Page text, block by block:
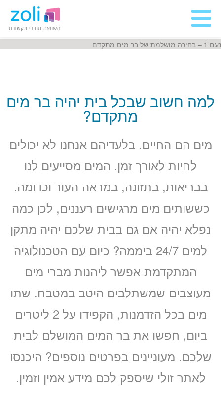
נעם 1 – בחירה מושלמת של בר מים מתקדם
למה חשוב שבכל בית יהיה בר מים
מתקדם?
מים הם החיים. בלעדיהם אנחנו לא יכולים
לחיות לאורך זמן. המים מסייעים לנו
בבריאות, בתזונה, במראה העור וכדומה.
כששותים מים מרגישים רעננים, לכן כמה
נפלא יהיה אם גם בבית שלכם יהיה מתקן
למים 24/7 ביממה? כיום עם הטכנולוגיה
המתקדמת אפשר ליהנות מברי מים
מעוצבים שמשתלבים היטב במטבח. שתו
מים בכל הזדמנות, הקפידו על 2 ליטרים
ביום, חפשו את בר המים המושלם לבית
שלכם. מעוניינים בפרטים נוספים? היכנסו
לאתר זולי שיספק לכם מידע אמין וזמין.